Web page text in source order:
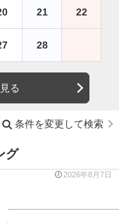
21 22
28
る
条件を変更して検索
グ
2026年8月7日